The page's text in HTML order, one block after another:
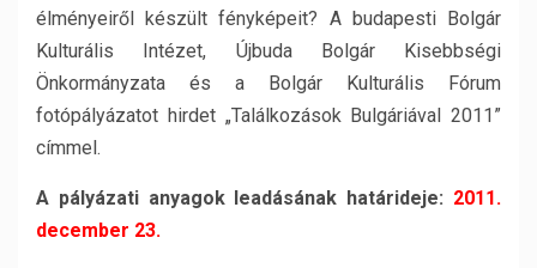
élményeiről készült fényképeit? A budapesti Bolgár
Kulturális Intézet, Újbuda Bolgár Kisebbségi
Önkormányzata és a Bolgár Kulturális Fórum
fotópályázatot hirdet „Találkozások Bulgáriával 2011”
címmel.
A pályázati anyagok leadásának határideje: 2011.
december 23.